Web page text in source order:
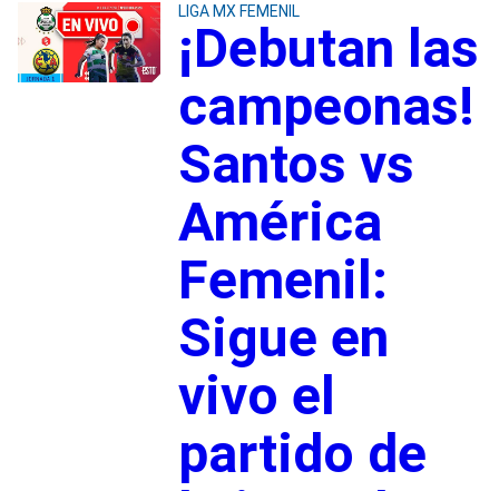
LIGA MX FEMENIL
¡Debutan las
campeonas!
Santos vs
América
Femenil:
Sigue en
vivo el
partido de